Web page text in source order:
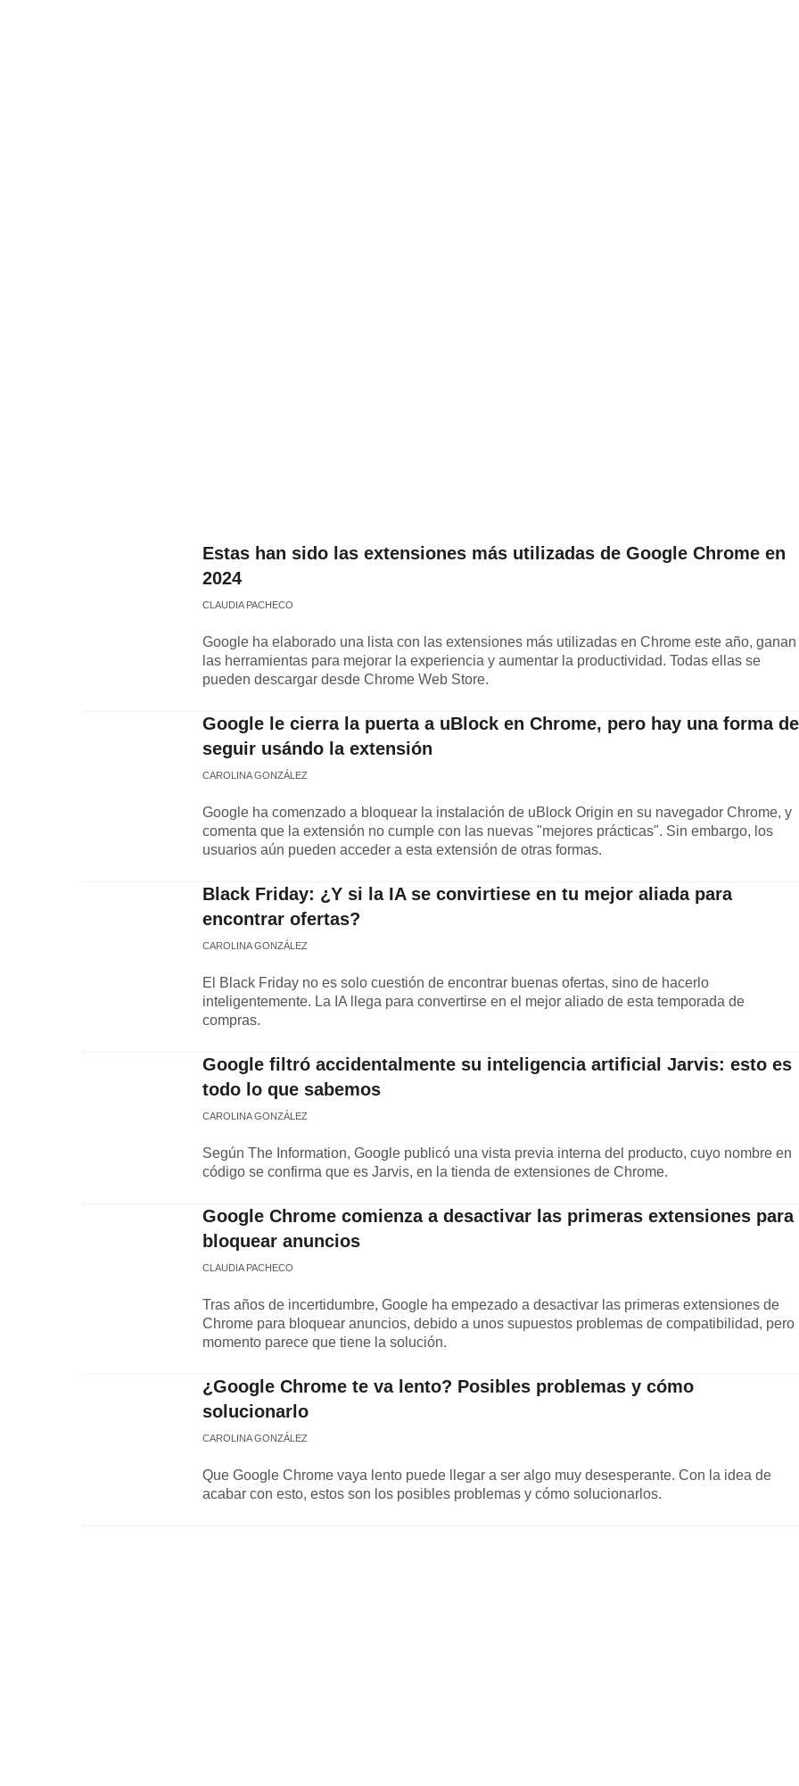
Estas han sido las extensiones más utilizadas de Google Chrome en
2024
CLAUDIA PACHECO
Google ha elaborado una lista con las extensiones más utilizadas en Chrome este año, ganan
las herramientas para mejorar la experiencia y aumentar la productividad. Todas ellas se
pueden descargar desde Chrome Web Store.
Google le cierra la puerta a uBlock en Chrome, pero hay una forma de
seguir usándo la extensión
CAROLINA GONZÁLEZ
Google ha comenzado a bloquear la instalación de uBlock Origin en su navegador Chrome, y
comenta que la extensión no cumple con las nuevas "mejores prácticas". Sin embargo, los
usuarios aún pueden acceder a esta extensión de otras formas.
Black Friday: ¿Y si la IA se convirtiese en tu mejor aliada para
encontrar ofertas?
CAROLINA GONZÁLEZ
El Black Friday no es solo cuestión de encontrar buenas ofertas, sino de hacerlo
inteligentemente. La IA llega para convertirse en el mejor aliado de esta temporada de
compras.
Google filtró accidentalmente su inteligencia artificial Jarvis: esto es
todo lo que sabemos
CAROLINA GONZÁLEZ
Según The Information, Google publicó una vista previa interna del producto, cuyo nombre en
código se confirma que es Jarvis, en la tienda de extensiones de Chrome.
Google Chrome comienza a desactivar las primeras extensiones para
bloquear anuncios
CLAUDIA PACHECO
Tras años de incertidumbre, Google ha empezado a desactivar las primeras extensiones de
Chrome para bloquear anuncios, debido a unos supuestos problemas de compatibilidad, pero
momento parece que tiene la solución.
¿Google Chrome te va lento? Posibles problemas y cómo
solucionarlo
CAROLINA GONZÁLEZ
Que Google Chrome vaya lento puede llegar a ser algo muy desesperante. Con la idea de
acabar con esto, estos son los posibles problemas y cómo solucionarlos.